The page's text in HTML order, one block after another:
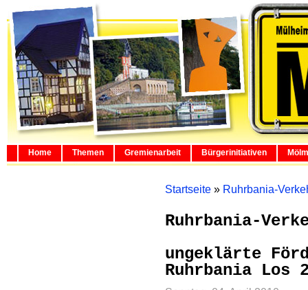
Home Themen Gremienarbeit Bürgerinitiativen
Startseite » Ruhrbania-
Ruhrbania-
ungeklärte
Ruhrbania Los